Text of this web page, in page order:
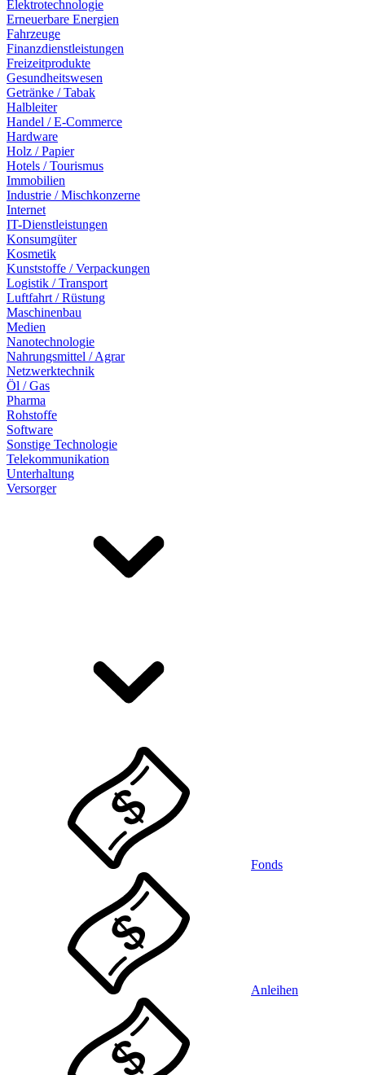
Elektrotechnologie
Erneuerbare Energien
Fahrzeuge
Finanzdienstleistungen
Freizeitprodukte
Gesundheitswesen
Getränke / Tabak
Halbleiter
Handel / E-Commerce
Hardware
Holz / Papier
Hotels / Tourismus
Immobilien
Industrie / Mischkonzerne
Internet
IT-Dienstleistungen
Konsumgüter
Kosmetik
Kunststoffe / Verpackungen
Logistik / Transport
Luftfahrt / Rüstung
Maschinenbau
Medien
Nanotechnologie
Nahrungsmittel / Agrar
Netzwerktechnik
Öl / Gas
Pharma
Rohstoffe
Software
Sonstige Technologie
Telekommunikation
Unterhaltung
Versorger
Fonds
Anleihen